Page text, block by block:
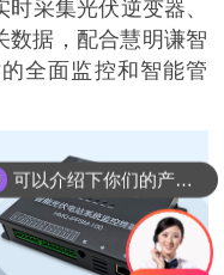
时采集光伏逆变器、
数据，配合慧明谦智
全面监控和智能管
可以介绍下你们的产品么